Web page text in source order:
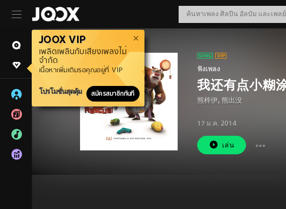
JOOX VIP
เพลิดเพลินกับเสียงเพลงไม่
จำกัด
เนื้อหาเพิ่มเติมรอคุณอยู่ที่ VIP
โปรโมชั่นสุดคุ้ม สมัครสมาชิกทันที
ฟังเพลง
我还有点小糊
熊梓伊, 熊出没
17 ม.ค. 2014
เล่น